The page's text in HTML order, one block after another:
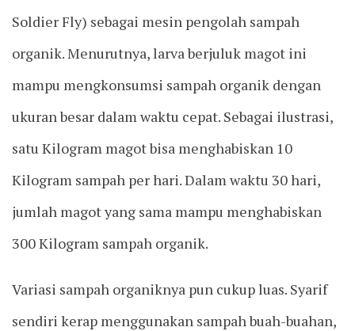
Soldier Fly) sebagai mesin pengolah sampah
organik. Menurutnya, larva berjuluk magot ini
mampu mengkonsumsi sampah organik dengan
ukuran besar dalam waktu cepat. Sebagai ilustrasi,
satu Kilogram magot bisa menghabiskan 10
Kilogram sampah per hari. Dalam waktu 30 hari,
jumlah magot yang sama mampu menghabiskan
300 Kilogram sampah organik.
Variasi sampah organiknya pun cukup luas. Syarif
sendiri kerap menggunakan sampah buah-buahan,